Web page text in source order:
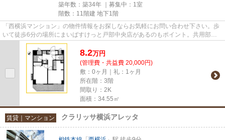
築年数：築34年 ｜募集中： 1室
階数：11階建 地下1階
「西横浜マンション」の物件情報をお探しならお気軽にお問い合わせ下さい。歩
いて徒歩6分の場所にまいばすけっと戸部中央店があるのもポイント。共用部に
は敷地内ごみ置き場・エレベー...
8.2万円
(管理費・共益費 20,000円)
敷：0ヶ月｜礼：1ヶ月
所在階：3階
間取り：2K
面積：34.55㎡
賃貸｜マンション クラリッサ横浜アレッタ